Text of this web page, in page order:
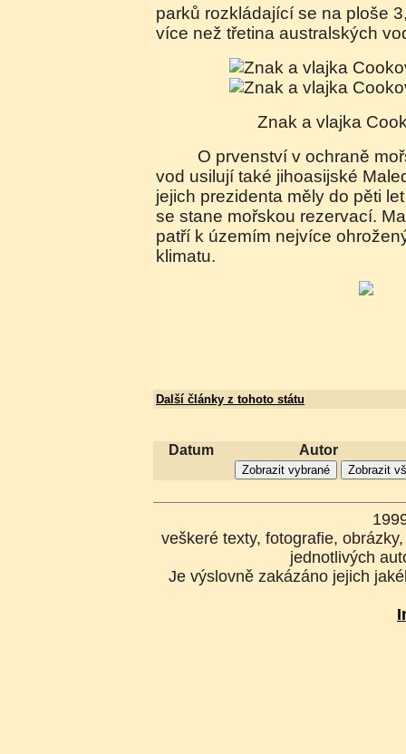
parků rozkládající se na ploše
více než třetina australských
Znak a vlajka
O prvenství v ochraně mořských a oceánských
vod usilují také jihoasijské
jejich prezidenta měly do pěti
se stane mořskou rezervací.
patří k územím nejvíce
klimatu.
Další články z tohoto státu
Datum Autor
veškeré texty, fotografie,
jednotlivých
Je výslovně zakázáno jejich